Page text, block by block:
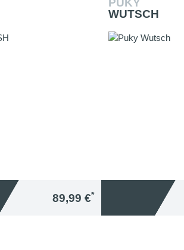
89,99 €*
PUKY
WUTSCH